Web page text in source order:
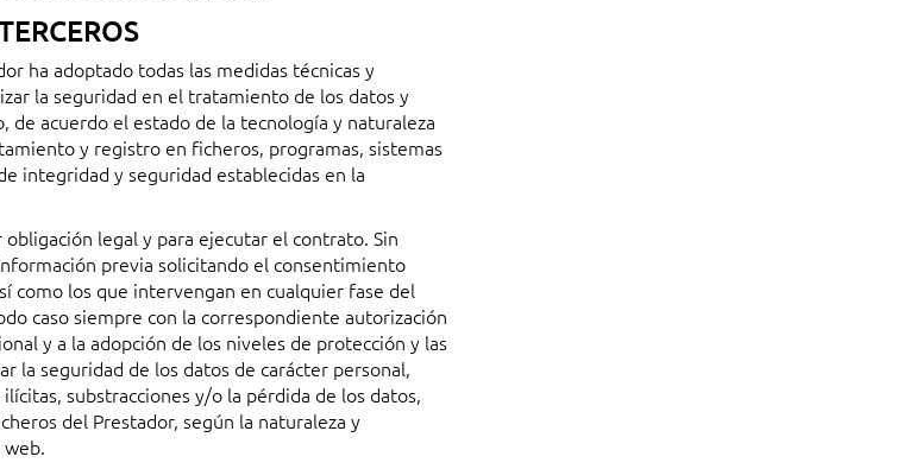
ha adoptado todas las medidas técnicas y
la seguridad en el tratamiento de los datos y
acuerdo el estado de la tecnología y naturaleza
y registro en ficheros, programas, sistemas
integridad y seguridad establecidas en la
legal y para ejecutar el contrato. Sin
previa solicitando el consentimiento
como los que intervengan en cualquier fase del
caso siempre con la correspondiente autorización
y a la adopción de los niveles de protección y las
la seguridad de los datos de carácter personal,
substracciones y/o la pérdida de los datos,
del Prestador, según la naturaleza y